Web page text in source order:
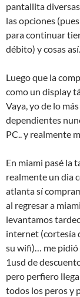
pantallita
las opciones
para continuar
débito) y cosas
Luego que la
como un display
Vaya, yo de lo
dependientes
PC.. y realmente
En miami pasé la
realmente un dia
atlanta sí
al regresar a
levantamos
internet (cortesía
su wifi)… me pidió
1usd de
pero perfiero
todos los peros y